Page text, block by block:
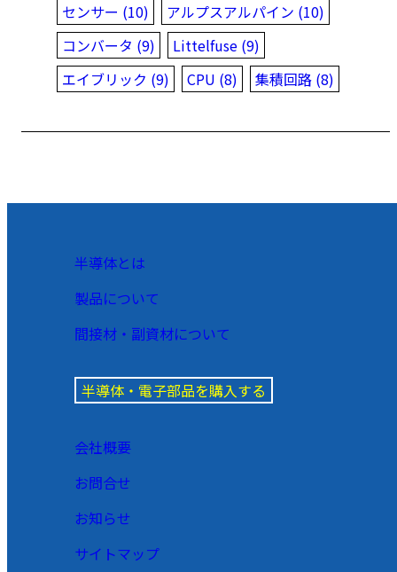
センサー (10)
アルプスアルパイン (10)
コンバータ (9)
Littelfuse (9)
エイブリック (9)
CPU (8) 集積回路 (8)
半導体とは
製品について
間接材・副資材について
半導体・電子部品を購入する
会社概要
お問合せ
お知らせ
サイトマップ